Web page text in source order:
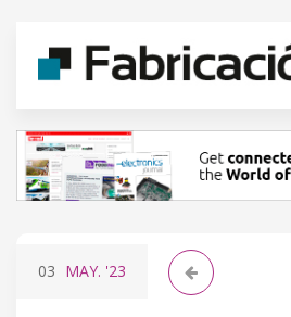
03 MAY. '23